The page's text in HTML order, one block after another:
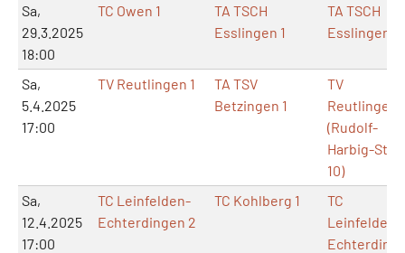
Sa,
29.3.2025
18:00
TC Owen 1
TA TSCH
Esslingen 1
TA TSCH
Esslingen
Sa,
5.4.2025
17:00
TV Reutlingen 1
TA TSV
Betzingen 1
TV
Reutlingen
(Rudolf-
Harbig-Str.
10)
Sa,
12.4.2025
17:00
TC Leinfelden-
Echterdingen 2
TC Kohlberg 1
TC
Leinfelden-